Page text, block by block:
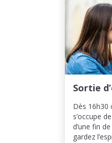
Sortie
Dès 16h30
s’occupe
d’une fin
gardez